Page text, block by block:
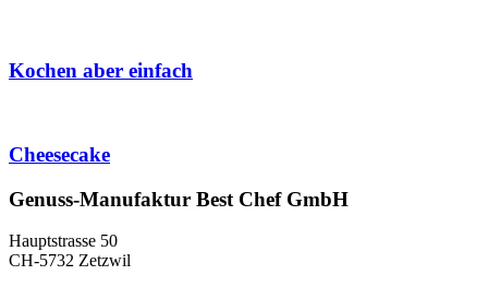
Kochen aber einfach
Cheesecake
Footer
Genuss-Manufaktur Best Chef GmbH
Hauptstrasse 50
CH-5732 Zetzwil